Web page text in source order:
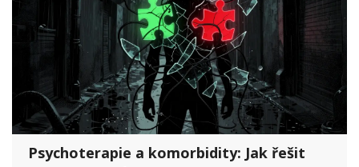
Psychoterapie a komorbidity: Jak řešit